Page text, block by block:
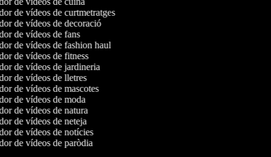
de vídeos de curtmetratges
de vídeos de decoració
de vídeos de fans
de vídeos de fashion haul
de vídeos de fitness
de vídeos de jardineria
de vídeos de lletres
de vídeos de mascotes
de vídeos de moda
de vídeos de natura
de vídeos de neteja
de vídeos de notícies
de vídeos de paròdia